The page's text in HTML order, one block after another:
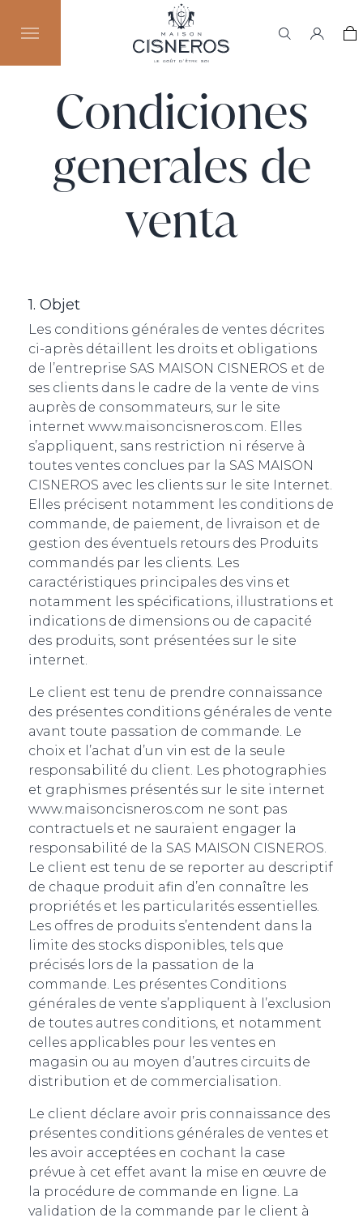
Condiciones
generales de
venta
1. Objet
Les conditions générales de ventes décrites
ci-après détaillent les droits et obligations
de l’entreprise SAS MAISON CISNEROS et de
ses clients dans le cadre de la vente de vins
auprès de consommateurs, sur le site
internet www.maisoncisneros.com. Elles
s’appliquent, sans restriction ni réserve à
toutes ventes conclues par la SAS MAISON
CISNEROS avec les clients sur le site Internet.
Elles précisent notamment les conditions de
commande, de paiement, de livraison et de
gestion des éventuels retours des Produits
commandés par les clients. Les
caractéristiques principales des vins et
notamment les spécifications, illustrations et
indications de dimensions ou de capacité
des produits, sont présentées sur le site
internet.
Le client est tenu de prendre connaissance
des présentes conditions générales de vente
avant toute passation de commande. Le
choix et l’achat d’un vin est de la seule
responsabilité du client. Les photographies
et graphismes présentés sur le site internet
www.maisoncisneros.com ne sont pas
contractuels et ne sauraient engager la
responsabilité de la SAS MAISON CISNEROS.
Le client est tenu de se reporter au descriptif
de chaque produit afin d’en connaître les
propriétés et les particularités essentielles.
Les offres de produits s’entendent dans la
limite des stocks disponibles, tels que
précisés lors de la passation de la
commande. Les présentes Conditions
générales de vente s’appliquent à l’exclusion
de toutes autres conditions, et notamment
celles applicables pour les ventes en
magasin ou au moyen d’autres circuits de
distribution et de commercialisation.
Le client déclare avoir pris connaissance des
présentes conditions générales de ventes et
les avoir acceptées en cochant la case
prévue à cet effet avant la mise en œuvre de
la procédure de commande en ligne. La
validation de la commande par le client à